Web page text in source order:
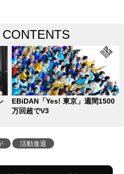
EBiDAN「Yes! 東京」週間1500
万回超でV3
活動進退